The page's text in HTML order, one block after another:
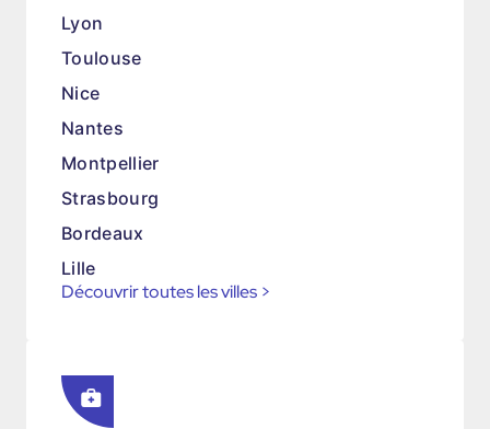
Lyon
Toulouse
Nice
Nantes
Montpellier
Strasbourg
Bordeaux
Lille
Découvrir toutes les villes >